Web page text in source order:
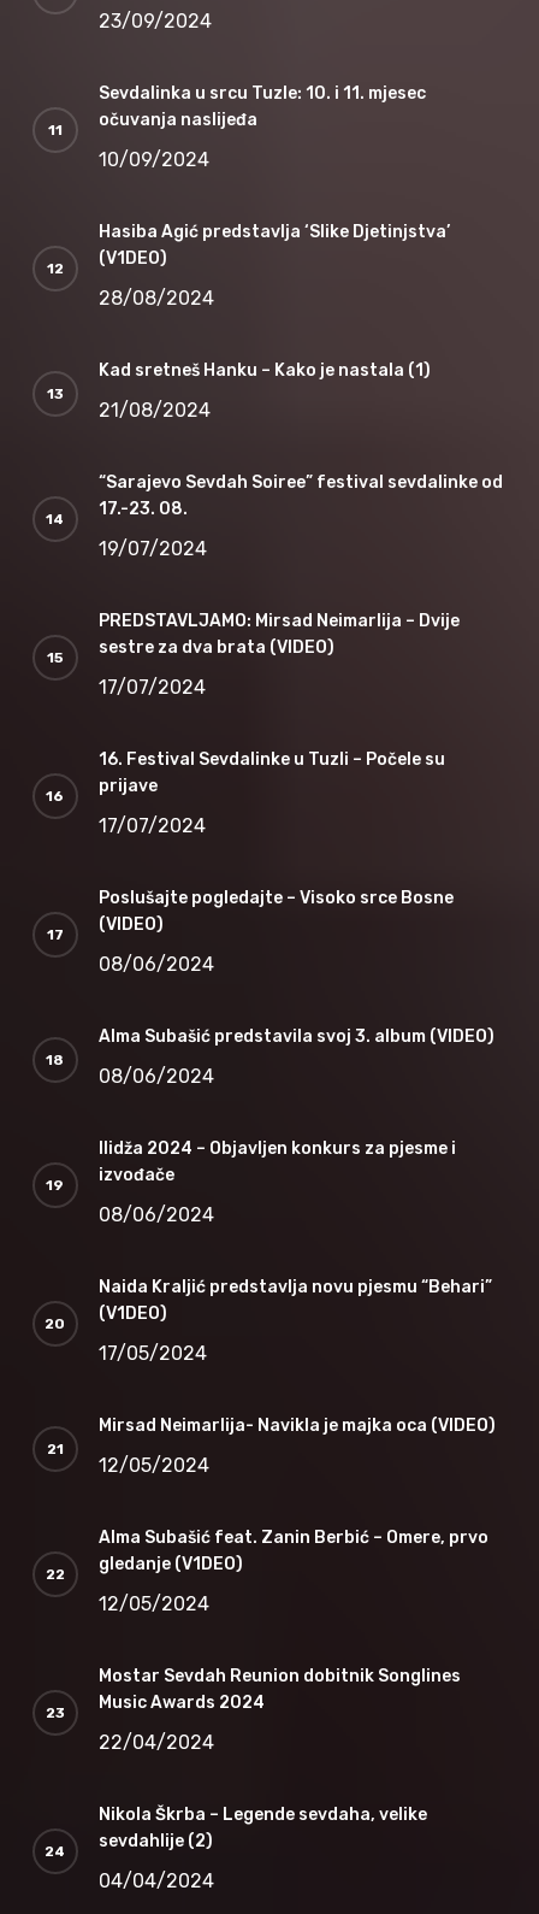
23/09/2024
Sevdalinka u srcu Tuzle: 10. i 11. mjesec
očuvanja naslijeđa
10/09/2024
Hasiba Agić predstavlja ‘Slike Djetinjstva’
(V1DEO)
28/08/2024
Kad sretneš Hanku – Kako je nastala (1)
21/08/2024
“Sarajevo Sevdah Soiree” festival sevdalinke od
17.-23. 08.
19/07/2024
PREDSTAVLJAMO: Mirsad Neimarlija – Dvije
sestre za dva brata (VIDEO)
17/07/2024
16. Festival Sevdalinke u Tuzli – Počele su
prijave
17/07/2024
Poslušajte pogledajte – Visoko srce Bosne
(VIDEO)
08/06/2024
Alma Subašić predstavila svoj 3. album (VIDEO)
08/06/2024
Ilidža 2024 – Objavljen konkurs za pjesme i
izvođače
08/06/2024
Naida Kraljić predstavlja novu pjesmu “Behari”
(V1DEO)
17/05/2024
Mirsad Neimarlija- Navikla je majka oca (VIDEO)
12/05/2024
Alma Subašić feat. Zanin Berbić – Omere, prvo
gledanje (V1DEO)
12/05/2024
Mostar Sevdah Reunion dobitnik Songlines
Music Awards 2024
22/04/2024
Nikola Škrba – Legende sevdaha, velike
sevdahlije (2)
04/04/2024